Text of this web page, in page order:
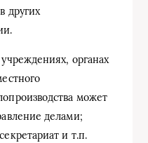
других
органах
может
делами;
и т.п.